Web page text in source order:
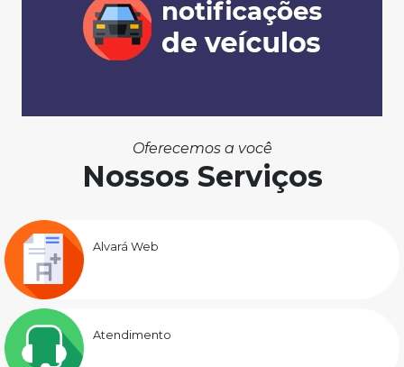
Oferecemos a você
Nossos Serviços
Alvará Web
Atendimento